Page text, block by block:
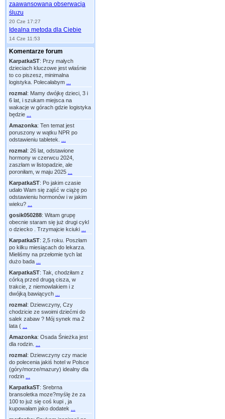
zaawansowana obserwacja
śluzu
20 Cze 17:27
Idealna metoda dla Ciebie
14 Cze 11:53
Komentarze forum
KarpatkaST: Przy małych
dzieciach kluczowe jest właśnie
to co piszesz, minimalna
logistyka. Polecałabym
rozmal: Mamy dwójkę dzieci, 3 i
6 lat, i szukam miejsca na
wakacje w górach gdzie logistyka
będzie
Amazonka: Ten temat jest
poruszony w wątku NPR po
odstawieniu tabletek.
rozmal: 26 lat, odstawione
hormony w czerwcu 2024,
zaszłam w listopadzie, ale
poroniłam, w maju 2025
KarpatkaST: Po jakim czasie
udało Wam się zajść w ciążę po
odstawieniu hormonów i w jakim
wieku?
gosik050288: Witam grupę
obecnie staram się już drugi cykl
o dziecko . Trzymajcie kciuki
KarpatkaST: 2,5 roku. Poszłam
po kilku miesiącach do lekarza.
Mieliśmy na przełomie tych lat
dużo bada
KarpatkaST: Tak, chodziłam z
córką przed drugą cisza, w
trakcie, z niemowlakiem i z
dwójką bawiących
rozmal: Dziewczyny, Czy
chodzicie ze swoimi dziećmi do
salek zabaw ? Mój synek ma 2
lata (
Amazonka: Osada Śnieżka jest
dla rodzin.
rozmal: Dziewczyny czy macie
do polecenia jakiś hotel w Polsce
(góry/morze/mazury) idealny dla
rodzin
KarpatkaST: Srebrna
bransoletka moze?myślę że za
100 to już się coś kupi , ja
kupowałam jako dodatek